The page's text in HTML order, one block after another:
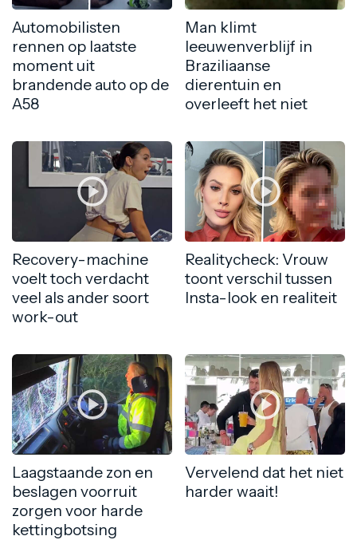
Automobilisten
rennen op laatste
moment uit
brandende auto op de
A58
Man klimt
leeuwenverblijf in
Braziliaanse
dierentuin en
overleeft het niet
Recovery-machine
voelt toch verdacht
veel als ander soort
work-out
Realitycheck: Vrouw
toont verschil tussen
Insta-look en realiteit
Laagstaande zon en
beslagen voorruit
zorgen voor harde
kettingbotsing
Vervelend dat het niet
harder waait!